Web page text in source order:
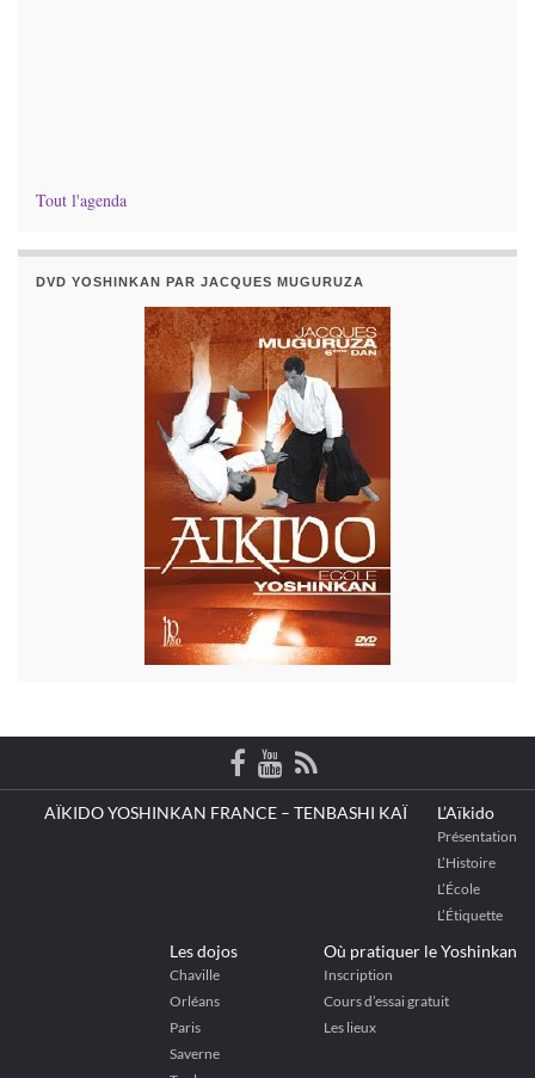
Tout l'agenda
DVD YOSHINKAN PAR JACQUES MUGURUZA
AÏKIDO YOSHINKAN FRANCE – TENBASHI KAÏ L’Aïkido
Présentation
L’Histoire
L’École
L’Étiquette
Les dojos
Chaville
Orléans
Paris
Saverne
Où pratiquer le Yoshinkan
Inscription
Cours d’essai gratuit
Les lieux